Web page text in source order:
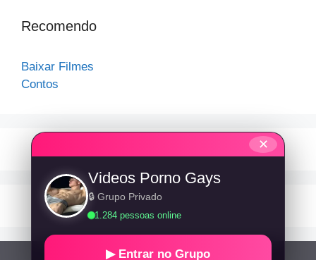
Recomendo
Baixar Filmes
Contos
✕
Videos Porno Gays
🔒 Grupo Privado
1.284 pessoas online
▶ Entrar no Grupo